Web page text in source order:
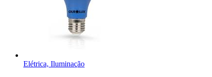
Elétrica, Iluminação